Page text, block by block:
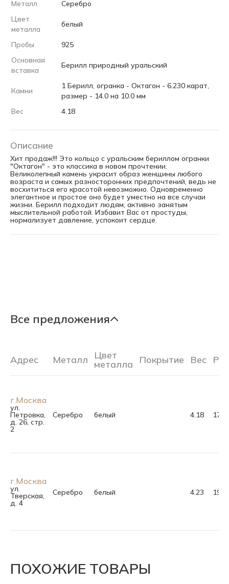
Металл
Серебро
Цвет
металла
белый
Пробы
925
Основная
вставка
Берилл природный уральский
Камни
1 Берилл, огранка - Октагон - 6.230 карат,
размер - 14.0 на 10.0 мм
Вес
4.18
Описание
Хит продаж!!! Это кольцо с уральским бериллом огранки
"Октагон" - это классика в новом прочтении.
Великолепный камень украсит образ женщины любого
возраста и самых разносторонних предпочтений, ведь не
восхититься его красотой невозможно. Одновременно
элегантное и простое оно будет уместно на все случаи
жизни. Берилл подходит людям, активно занятым
мыслительной работой. Избавит Вас от простуды,
нормализует давление, успокоит сердце.
Все предложения
Адрес Металл Цвет
металла Покрытие Вес
г.Москва
ул.
Петровка,
д. 26, стр.
2
Серебро белый 4.18 17.0
г.Москва
ул.
Тверская,
д. 4
Серебро белый 4.23 19.0
ПОХОЖИЕ ТОВАРЫ